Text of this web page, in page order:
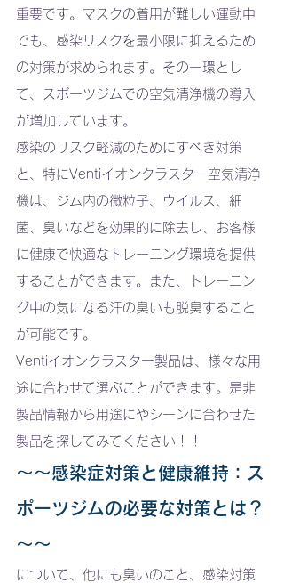
重要です。マスクの着用が難しい運動中
でも、感染リスクを最小限に抑えるため
の対策が求められます。その一環とし
て、スポーツジムでの空気清浄機の導入
が増加しています。
感染のリスク軽減のためにすべき対策
と、特にVentiイオンクラスター空気清浄
機は、ジム内の微粒子、ウイルス、細
菌、臭いなどを効果的に除去し、お客様
に健康で快適なトレーニング環境を提供
することができます。また、トレーニン
グ中の気になる汗の臭いも脱臭すること
が可能です。
Ventiイオンクラスター製品は、様々な用
途に合わせて選ぶことができます。是非
製品情報から用途にやシーンに合わせた
製品を探してみてください！！
～～感染症対策と健康維持：ス
ポーツジムの必要な対策とは？
～～
について、他にも臭いのこと、感染対策